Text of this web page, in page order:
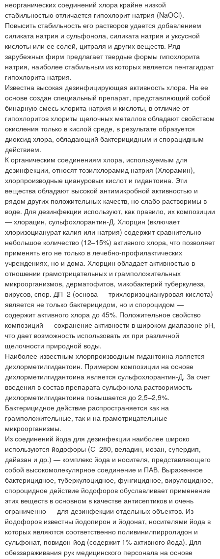
неорганических соединений хлора крайне низкой
стабильностью отличается гипохлорит натрия (NaOCl).
Повысить стабильность его растворов удается добавлением
силиката натрия и сульфонола, силиката натрия и уксусной
кислоты или ее солей, цитраля и других веществ. Ряд
зарубежных фирм предлагает твердые формы гипохлорита
натрия, наиболее стабильным из которых является пентагидрат
гипохлорита натрия.
Известна высокая дезинфицирующая активность хлора. На ее
основе создан специальный препарат, представляющий собой
бинарную смесь хлорита натрия и кислоты, в отличие от
гипохлоритов хлориты щелочных металлов обладают свойством
окисления только в кислой среде, в результате образуется
диоксид хлора, обладающий бактерицидным и спорацидным
действием.
К органическим соединениям хлора, используемым для
дезинфекции, относят тозилхлорамид натрия (Хлорамин),
хлорпроизводные циануровых кислот и гидантоина. Эти
вещества обладают высокой антимикробной активностью и
рядом других положительных качеств, но слабо растворимы в
воде. Для дезинфекции используют, как правило, их композиции
— хлорацин, сульфохлорантин-Д. Хлорцин (включает
хлоризоцианурат калия или натрия) содержит сравнительно
небольшое количество (12–15%) активного хлора, что позволяет
применять его не только в лечебно-профилактических
учреждениях, но и дома. Хлорцин обладает активностью в
отношении грамотрицательных и грамположительных
микроорганизмов, дерматофитов, микобактерий туберкулеза,
вирусов, спор. ДП−2 (основа — трихлоризоциануровая кислота)
является не только бактерицидом, но и спороцидом —
содержит активного хлора до 45%. Положительное свойство
композиций — сохранение активности в широком диапазоне рН,
что дает возможность использовать их при различной
щелочности природной воды.
Наиболее известным хлорпроизводным гидантоина является
дихлорметилгидантоин. Примером композиции на основе
дихлорметилгидантоина является сульфохлорантин-Д. За счет
введения в состав препарата сульфонола растворимость
дихлорметилгидантоина повышается до 2,5–2,9%.
Бактерицидное действие распространяется как на
грамположительные, так и на грамотрицательные
микроорганизмы.
Из соединений йода для дезинфекции наиболее широко
используются йодофоры (С−280, веладин, иозан, супердип,
дайазан и др.) — комплекс йода и носителя, представляющего
собой высокомолекулярное соединение и ПАВ. Выраженное
бактерицидное, туберкулоцидное, фунгицидное, вирулоцидное,
спороцидное действие йодофоров обуславливает применение
этих веществ в основном в качестве антисептиков и очень
ограниченно — для дезинфекции отдельных объектов. Из
йодофоров известны йодопирон и йодонат, носителями йода в
которых являются соответственно поливинилпирролидон и
сульфонат, повидон-йод (содержит 1% активного йода). Для
обеззараживания рук медицинского персонала на основе